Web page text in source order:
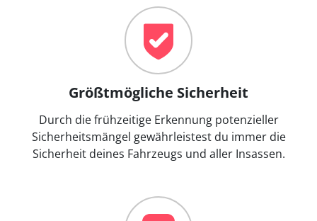
Größtmögliche Sicherheit
Durch die frühzeitige Erkennung potenzieller
Sicherheitsmängel gewährleistest du immer die
Sicherheit deines Fahrzeugs und aller Insassen.